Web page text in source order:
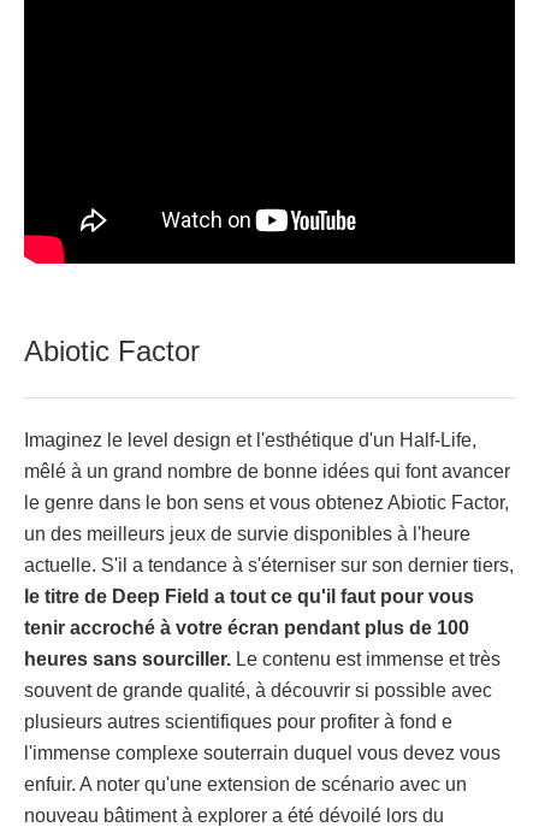
Abiotic Factor
Imaginez le level design et l'esthétique d'un Half-Life,
mêlé à un grand nombre de bonne idées qui font avancer
le genre dans le bon sens et vous obtenez Abiotic Factor,
un des meilleurs jeux de survie disponibles à l'heure
actuelle. S'il a tendance à s'éterniser sur son dernier tiers,
le titre de Deep Field a tout ce qu'il faut pour vous
tenir accroché à votre écran pendant plus de 100
heures sans sourciller. Le contenu est immense et très
souvent de grande qualité, à découvrir si possible avec
plusieurs autres scientifiques pour profiter à fond e
l'immense complexe souterrain duquel vous devez vous
enfuir. A noter qu'une extension de scénario avec un
nouveau bâtiment à explorer a été dévoilé lors du